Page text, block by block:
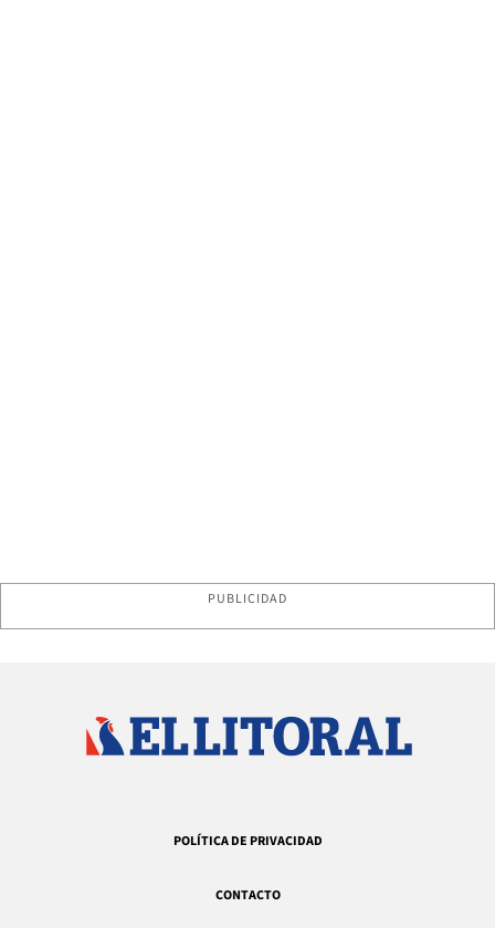
PUBLICIDAD
POLÍTICA DE PRIVACIDAD
CONTACTO